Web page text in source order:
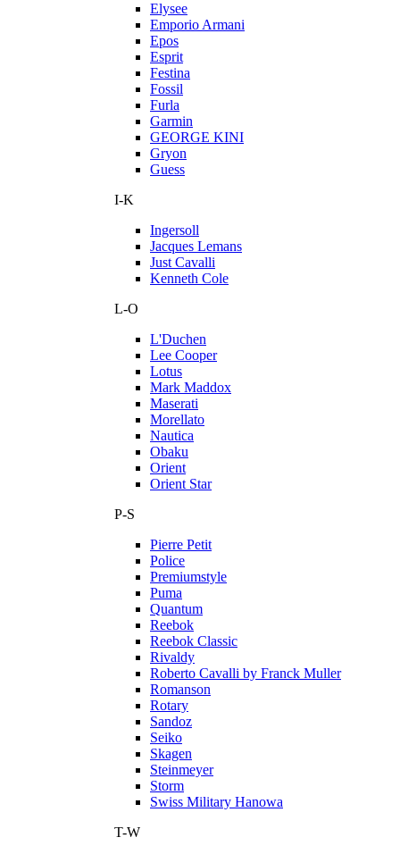
Elysee
Emporio Armani
Epos
Esprit
Festina
Fossil
Furla
Garmin
GEORGE KINI
Gryon
Guess
I-K
Ingersoll
Jacques Lemans
Just Cavalli
Kenneth Cole
L-O
L'Duchen
Lee Cooper
Lotus
Mark Maddox
Maserati
Morellato
Nautica
Obaku
Orient
Orient Star
P-S
Pierre Petit
Police
Premiumstyle
Puma
Quantum
Reebok
Reebok Classic
Rivaldy
Roberto Cavalli by Franck Muller
Romanson
Rotary
Sandoz
Seiko
Skagen
Steinmeyer
Storm
Swiss Military Hanowa
T-W